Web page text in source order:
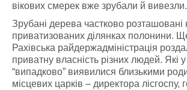
вікових смерек вже зрубали й вивезли.
Зрубані дерева частково розташовані
приватизованих ділянках полонини.
Рахівська райдержадміністрація
приватну власність різних людей. Які
“випадково” виявилися близькими
місцевих царків – директора лісгоспу,